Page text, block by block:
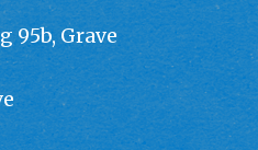
95b, Grave